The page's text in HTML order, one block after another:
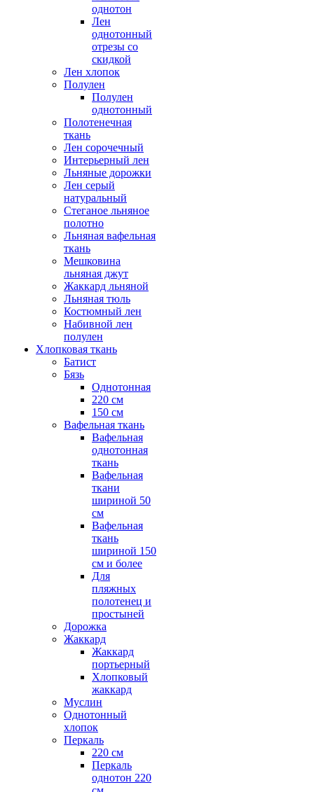
однотон
Лен
однотонный
отрезы со
скидкой
Лен хлопок
Полулен
Полулен
однотонный
Полотенечная
ткань
Лен сорочечный
Интерьерный лен
Льняные дорожки
Лен серый
натуральный
Стеганое льняное
полотно
Льняная вафельная
ткань
Мешковина
льняная джут
Жаккард льняной
Льняная тюль
Костюмный лен
Набивной лен
полулен
Хлопковая ткань
Батист
Бязь
Однотонная
220 см
150 см
Вафельная ткань
Вафельная
однотонная
ткань
Вафельная
ткани
шириной 50
см
Вафельная
ткань
шириной 150
см и более
Для
пляжных
полотенец и
простыней
Дорожка
Жаккард
Жаккард
портьерный
Хлопковый
жаккард
Муслин
Однотонный
хлопок
Перкаль
220 см
Перкаль
однотон 220